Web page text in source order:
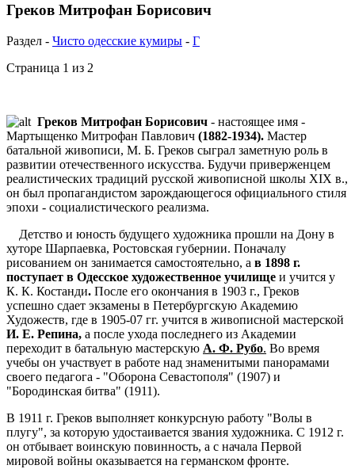
Греков Митрофан Борисович
Раздел - Чисто одесские кумиры - Г
Страница 1 из 2
Греков Митрофан Борисович - настоящее имя -
Мартыщенко Митрофан Павлович (1882-1934). Мастер
батальной живописи, М. Б. Греков сыграл заметную роль в
развитии отечественного искусства. Будучи приверженцем
реалистических традиций русской живописной школы XIX в.,
он был пропагандистом зарождающегося официального стиля
эпохи - социалистического реализма.
Детство и юность будущего художника прошли на Дону в
хуторе Шарпаевка, Ростовская губернии. Поначалу
рисованием он занимается самостоятельно, а в 1898 г.
поступает в Одесское художественное училище и учится у
К. К. Костанди. После его окончания в 1903 г., Греков
успешно сдает экзамены в Петербургскую Академию
Художеств, где в 1905-07 гг. учится в живописной мастерской
И. Е. Репина, а после ухода последнего из Академии
переходит в батальную мастерскую А. Ф. Рубо. Во время
учебы он участвует в работе над знаменитыми панорамами
своего педагога - "Оборона Севастополя" (1907) и
"Бородинская битва" (1911).
В 1911 г. Греков выполняет конкурсную работу "Волы в
плугу", за которую удостаивается звания художника. С 1912 г.
он отбывает воинскую повинность, а с начала Первой
мировой войны оказывается на германском фронте.